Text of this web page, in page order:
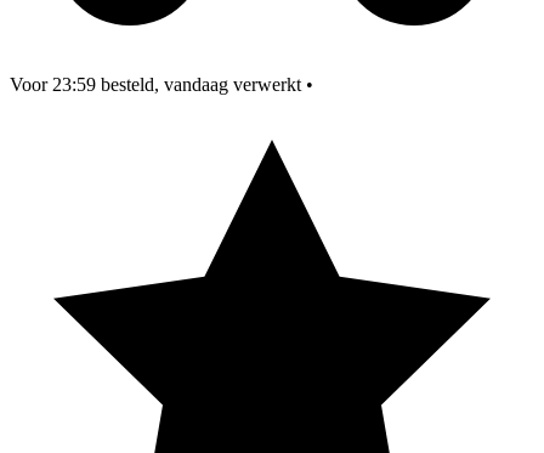
Voor 23:59 besteld, vandaag verwerkt •